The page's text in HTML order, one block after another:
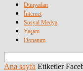
Dünyadan
İnternet
Sosyal Medya
Yaşam
Donanım
Ana sayfa Etiketler